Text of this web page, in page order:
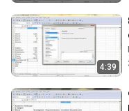
4:39